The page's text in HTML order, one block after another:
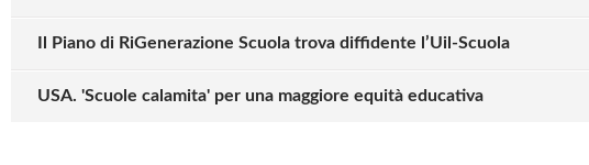
Il Piano di RiGenerazione Scuola trova diffidente l’Uil-Scuola
USA. 'Scuole calamita' per una maggiore equità educativa
Solo gli utenti registrati possono commentare!